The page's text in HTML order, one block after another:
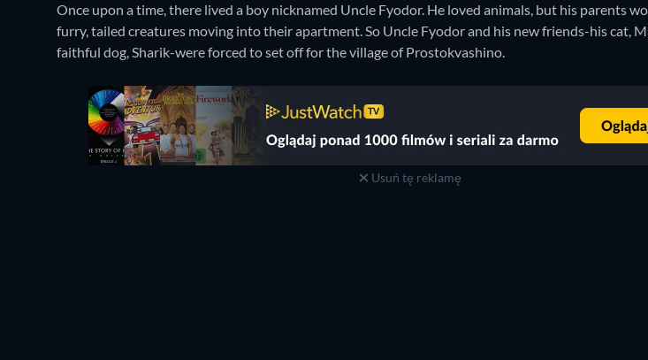
Once upon a time, there lived a boy nicknamed Uncle Fyodor. He loved animals, but his parents
furry, tailed creatures moving into their apartment. So Uncle Fyodor and his new friends-his cat,
faithful dog, Sharik-were forced to set off for the village of Prostokvashino.
Usuń tę reklamę